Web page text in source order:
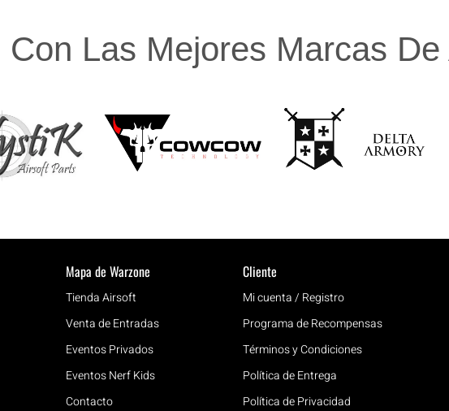
Con Las Mejores Marcas
Mapa de Warzone
Tienda Airsoft
Venta de Entradas
Eventos Privados
Eventos Nerf Kids
Contacto
Cliente
Mi cuenta / Registro
Programa de Recompensas
Términos y Condiciones
Política de Entrega
Política de Privacidad